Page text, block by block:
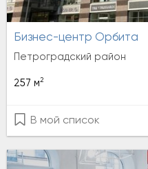
Бизнес-центр Орбита
Петроградский район
257 м2
В мой список